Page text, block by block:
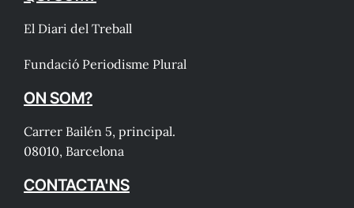
El Diari del Treball
Fundació Periodisme Plural
ON SOM?
Carrer Bailén 5, principal.
08010, Barcelona
CONTACTA'NS